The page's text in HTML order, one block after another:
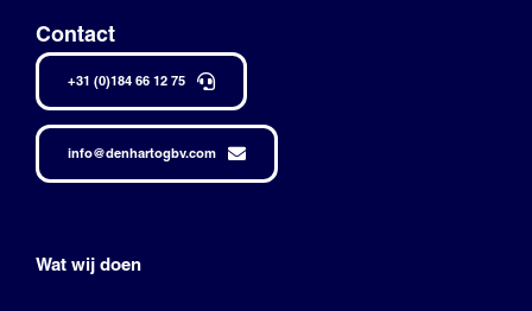
Contact
+31 (0)184 66 12 75
info@denhartogbv.com
Wat wij doen